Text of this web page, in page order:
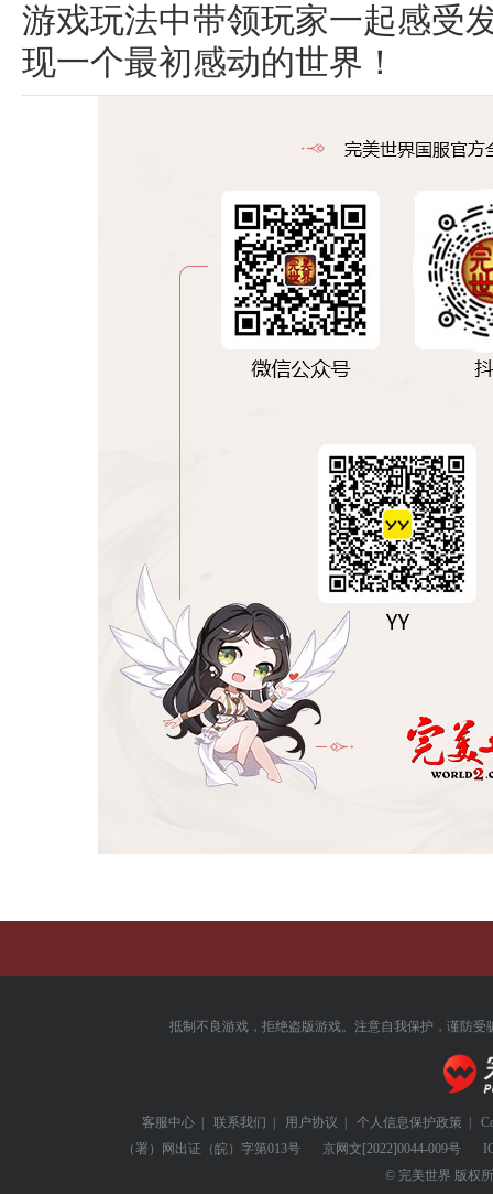
游戏玩法中带领玩家一起感受
现一个最初感动的世界！
抵制不良游戏，拒绝盗版游戏。注意自我保护，谨防受
客服中心 | 联系我们 | 用户协议 | 个人信息保护政策 |
（署）网出证（皖）字第013号
京网文[2022]0044-009号
© 完美世界 版权所